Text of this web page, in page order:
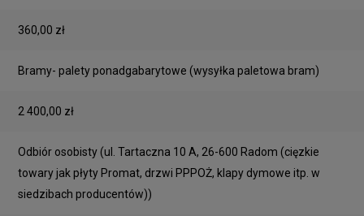
360,00 zł
Bramy- palety ponadgabarytowe (wysyłka paletowa bram)
2 400,00 zł
Odbiór osobisty(ul. Tartaczna 10 A, 26-600 Radom (cięzkie
towary jak płyty Promat, drzwi PPPOŻ, klapy dymowe itp. w
siedzibach producentów))